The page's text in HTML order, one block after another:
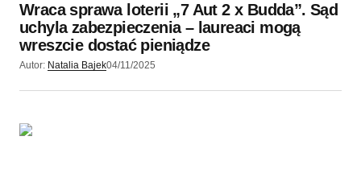
Wraca sprawa loterii „7 Aut 2 x Budda”. Sąd
uchyla zabezpieczenia – laureaci mogą
wreszcie dostać pieniądze
Autor: Natalia Bajek04/11/2025